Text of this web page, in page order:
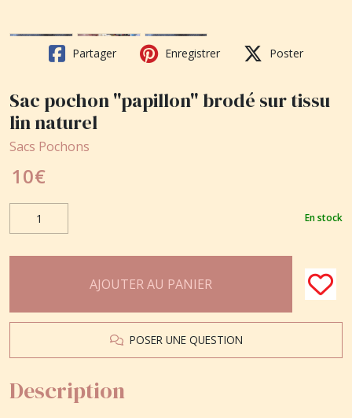
Partager Enregistrer Poster
Sac pochon "papillon" brodé sur tissu
lin naturel
Sacs Pochons
10€
En stock
AJOUTER AU PANIER
POSER UNE QUESTION
Description